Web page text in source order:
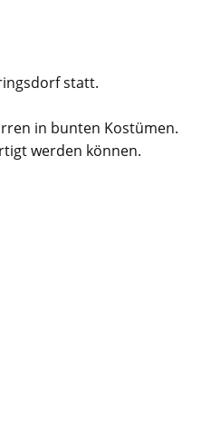
statt.
in bunten Kostümen.
werden können.